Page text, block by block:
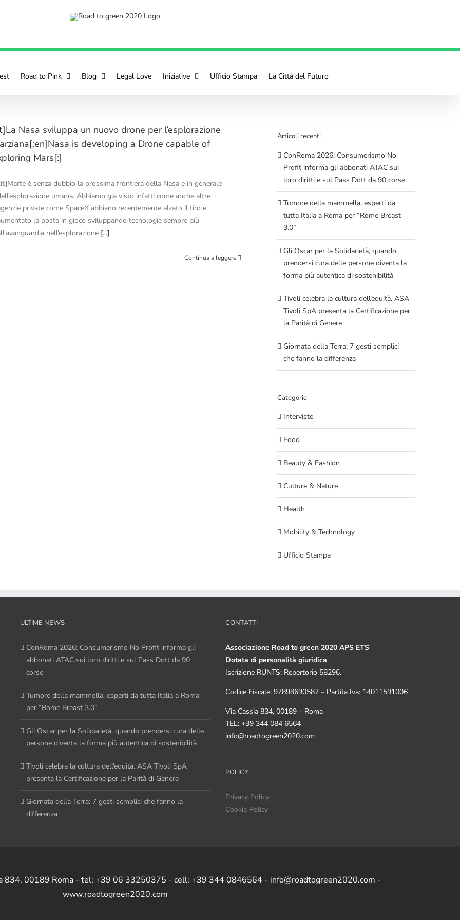
Road to Pink Blog Legal Love Iniziative Ufficio Stampa La Città del Futuro
Nasa sviluppa un nuovo drone per l’esplorazione
is developing a Drone capable of
Mars[:]
è senza dubbio la prossima frontiera della Nasa e in generale
umana. Abbiamo già visto infatti come anche altre
private come SpaceX abbiano recentemente alzato il tiro e
la posta in gioco sviluppando tecnologie sempre più
nell’esplorazione [...]
Continua a leggere
Articoli recenti
ConRoma 2026: Consumerismo No
Profit informa gli abbonati ATAC sui
loro diritti e sul Pass Dott da 90 corse
Tumore della mammella, esperti da
tutta Italia a Roma per “Rome Breast
3.0”
Gli Oscar per la Solidarietà, quando
prendersi cura delle persone diventa la
forma più autentica di sostenibilità
Tivoli celebra la cultura dell’equità. ASA
Tivoli SpA presenta la Certificazione per
la Parità di Genere
Giornata della Terra: 7 gesti semplici
che fanno la differenza
Categorie
Interviste
Food
Beauty & Fashion
Culture & Nature
Health
Mobility & Technology
Ufficio Stampa
ULTIME NEWS
ConRoma 2026: Consumerismo No Profit informa gli
abbonati ATAC sui loro diritti e sul Pass Dott da 90
corse
Tumore della mammella, esperti da tutta Italia a Roma
per “Rome Breast 3.0”
Gli Oscar per la Solidarietà, quando prendersi cura delle
persone diventa la forma più autentica di sostenibilità
Tivoli celebra la cultura dell’equità. ASA Tivoli SpA
presenta la Certificazione per la Parità di Genere
Giornata della Terra: 7 gesti semplici che fanno la
differenza
CONTATTI
Associazione Road to green 2020 APS ETS
Dotata di personalità giuridica
Iscrizione RUNTS: Repertorio 58296.
Codice Fiscale: 97898690587 – Partita Iva: 14011591006
Via Cassia 834, 00189 – Roma
TEL: +39 344 084 6564
info@roadtogreen2020.com
POLICY
Privacy Policy
Cookie Policy
834, 00189 Roma - tel: +39 06 33250375 - cell: +39 344 0846564 - info@roadtogreen2020.com -
www.roadtogreen2020.com